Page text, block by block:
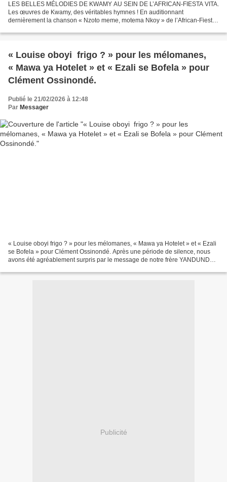
LES BELLES MÉLODIES DE KWAMY AU SEIN DE L’AFRICAN-FIESTA VITA.
Les œuvres de Kwamy, des véritables hymnes ! En auditionnant
dernièrement la chanson « Nzoto meme, motema Nkoy » de l’African-Fiesta
« Louise oboyi frigo ? » pour les mélomanes,
« Mawa ya Hotelet » et « Ezali se Bofela » pour
Clément Ossinondé.
Publié le 21/02/2026 à 12:48
Par Messager
« Louise oboyi frigo ? » pour les mélomanes, « Mawa ya Hotelet » et « Ezali
se Bofela » pour Clément Ossinondé. Après une période de silence, nous
avons été agréablement surpris par le message de notre frère YANDUNDU
Publicité